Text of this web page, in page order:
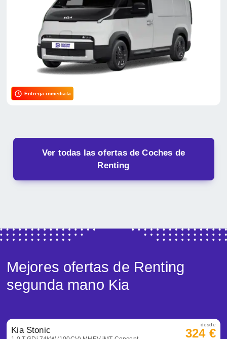
Entrega inmediata
Ver todas las ofertas de Coches de
Renting
Mejores ofertas de Renting
segunda mano Kia
Kia Stonic
desde
324 €